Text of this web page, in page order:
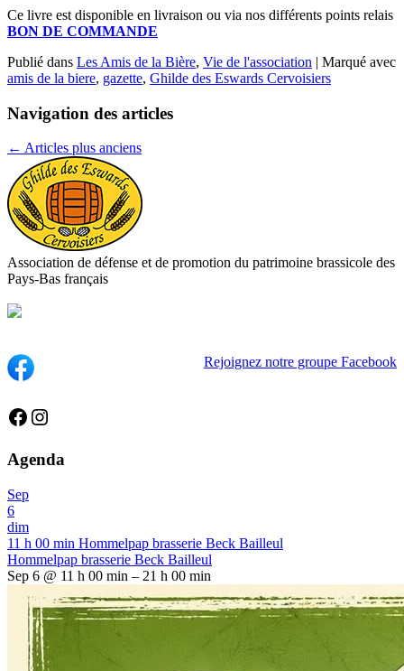
Ce livre est disponible en livraison ou via nos différents points relais
BON DE COMMANDE
Publié dans Les Amis de la Bière, Vie de l'association | Marqué avec
amis de la biere, gazette, Ghilde des Eswards Cervoisiers
Navigation des articles
← Articles plus anciens
Association de défense et de promotion du patrimoine brassicole des
Pays-Bas français
Rejoignez notre groupe Facebook
Facebook
Instagram
Agenda
Sep
6
dim
11 h 00 min Hommelpap brasserie Beck Bailleul
Hommelpap brasserie Beck Bailleul
Sep 6 @ 11 h 00 min – 21 h 00 min